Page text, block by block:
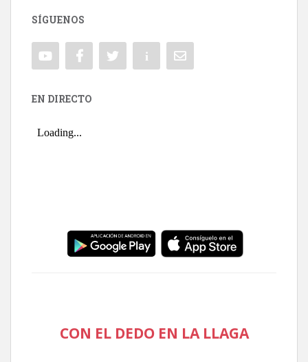
SÍGUENOS
EN DIRECTO
CON EL DEDO EN LA LLAGA